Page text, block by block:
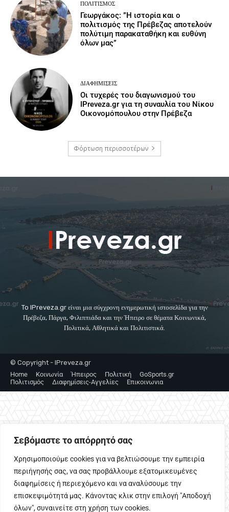
Σεβόμαστε το απόρρητό σας
Χρησιμοποιούμε cookies για να βελτιώσουμε την εμπειρία
περιήγησής σας, να σας προβάλλουμε εξατομικευμένες
διαφημίσεις ή περιεχόμενο και να αναλύσουμε την
επισκεψιμότητά μας. Κάνοντας κλικ στην επιλογή "Αποδοχή
όλων", συναινείτε στη χρήση των cookies.
ΠΟΛΙΤΙΣΜΌΣ
Γεωργάκος: ”Η ιστορία και ο
πολιτισμός της Πρέβεζας αποτελούν
πολύτιμη παρακαταθήκη και ευθύνη
όλων μας”
ΔΙΑΦΗΜΊΣΕΙΣ
Οι τυχερές του διαγωνισμού του
IPreveza.gr για τη συναυλία του Νίκου
Οικονομόπουλου στην Πρέβεζα
Φόρτωση περισσοτέρων
To IPreveza.gr είναι μια σύγχρονη ενημερωτική ιστοσελίδα για την
Πρέβεζα, Πάργα, Φιλιππιάδα και την Ήπειρο σε θέματα Κοινωνικά,
Πολιτικά, Αθλητικά και Πολιτιστικά.
© Copyright - IPreveza.gr
Home
Κοινωνία Ήπειρος Πολιτική
GoSports.gr
Πολιτισμός
Διαφημίσεις-Αγγελίες Επικοινωνια